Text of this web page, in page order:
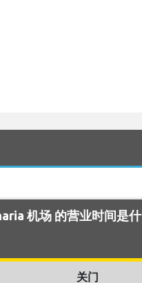
机场 的营业时间是什
关门